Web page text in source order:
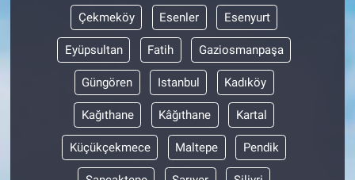
Çekmeköy Esenler Esenyurt
Eyüpsultan Fatih Gaziosmanpaşa
Güngören Istanbul Kadıköy
Kağıthane Kâğıthane Kartal
Küçükçekmece Maltepe Pendik